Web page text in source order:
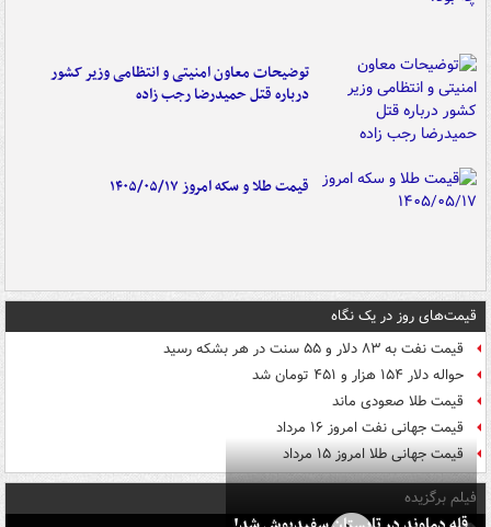
توضیحات معاون امنیتی و انتظامی وزیر کشور
درباره قتل حمیدرضا رجب زاده
قیمت طلا و سکه امروز ۱۴۰۵/۰۵/۱۷
قیمت‌های روز در یک نگاه
قیمت نفت به ۸۳ دلار و ۵۵ سنت در هر بشکه رسید
حواله دلار ۱۵۴ هزار و ۴۵۱ تومان شد
قیمت طلا صعودی ماند
قیمت جهانی نفت امروز ۱۶ مرداد
قیمت جهانی طلا امروز ۱۵ مرداد
فیلم برگزیده